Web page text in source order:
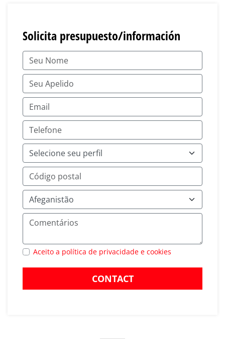
Solicita presupuesto/información
Aceito a política de privacidade e cookies
CONTACT